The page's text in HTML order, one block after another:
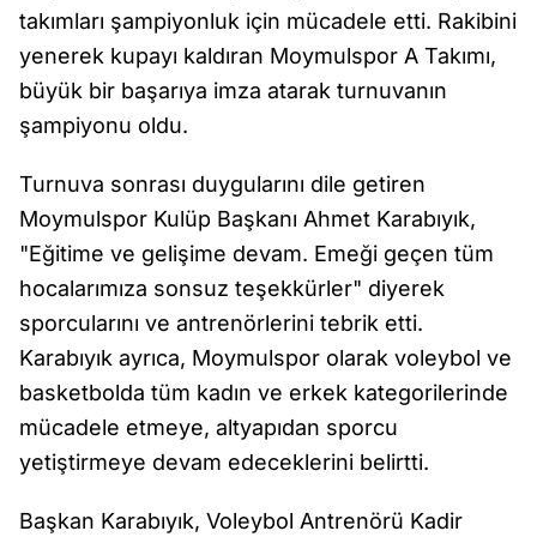
takımları şampiyonluk için mücadele etti. Rakibini
yenerek kupayı kaldıran Moymulspor A Takımı,
büyük bir başarıya imza atarak turnuvanın
şampiyonu oldu.
Turnuva sonrası duygularını dile getiren
Moymulspor Kulüp Başkanı Ahmet Karabıyık,
"Eğitime ve gelişime devam. Emeği geçen tüm
hocalarımıza sonsuz teşekkürler" diyerek
sporcularını ve antrenörlerini tebrik etti.
Karabıyık ayrıca, Moymulspor olarak voleybol ve
basketbolda tüm kadın ve erkek kategorilerinde
mücadele etmeye, altyapıdan sporcu
yetiştirmeye devam edeceklerini belirtti.
Başkan Karabıyık, Voleybol Antrenörü Kadir